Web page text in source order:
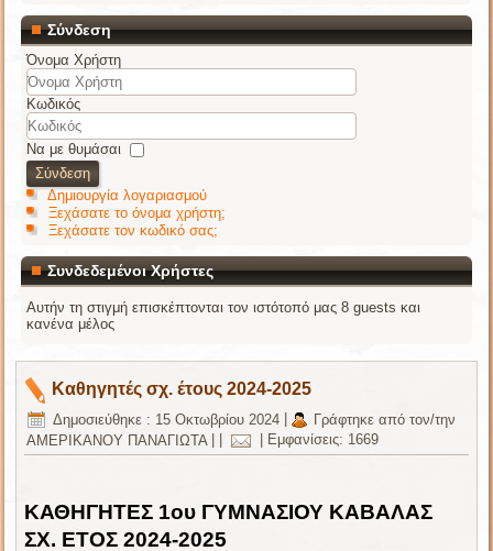
Σύνδεση
Όνομα Χρήστη
Κωδικός
Να με θυμάσαι
Σύνδεση
Δημιουργία λογαριασμού
Ξεχάσατε το όνομα χρήστη;
Ξεχάσατε τον κωδικό σας;
Συνδεδεμένοι Χρήστες
Αυτήν τη στιγμή επισκέπτονται τον ιστότοπό μας 8 guests και
κανένα μέλος
Καθηγητές σχ. έτους 2024-2025
Δημοσιεύθηκε : 15 Οκτωβρίου 2024
Γράφτηκε από τον/την
ΑΜΕΡΙΚΑΝΟΥ ΠΑΝΑΓΙΩΤΑ
Εμφανίσεις: 1669
ΚΑΘΗΓΗΤΕΣ 1ου ΓΥΜΝΑΣΙΟΥ ΚΑΒΑΛΑΣ
ΣΧ. ΕΤΟΣ 2024-2025